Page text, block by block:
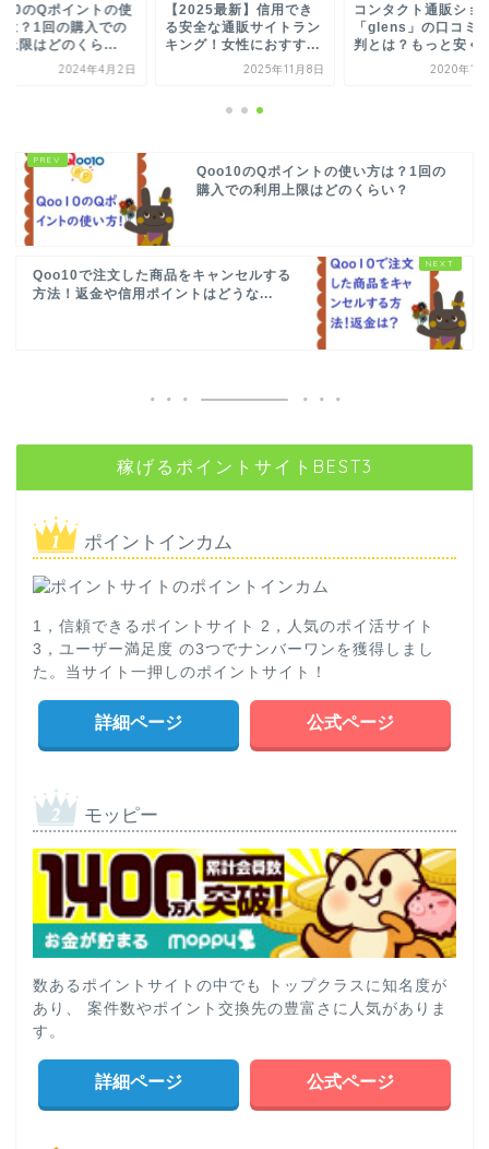
のQポイントの使
は？1回の購入での
上限はどのくら...
2024年4月2日
【2025最新】信用でき
る安全な通販サイトラン
キング！女性におすす...
2025年11月8日
コンタクト通販ショ
「glens」の口コミ
判とは？もっと安く
2020年10
Qoo10のQポイントの使い方は？1回の
購入での利用上限はどのくらい？
Qoo10で注文した商品をキャンセルする
方法！返金や信用ポイントはどうな...
稼げるポイントサイトBEST3
ポイントインカム
1，信頼できるポイントサイト 2，人気のポイ活サイト
3，ユーザー満足度 の3つでナンバーワンを獲得しまし
た。当サイト一押しのポイントサイト！
詳細ページ 公式ページ
モッピー
数あるポイントサイトの中でも トップクラスに知名度が
あり、 案件数やポイント交換先の豊富さに人気がありま
す。
詳細ページ 公式ページ